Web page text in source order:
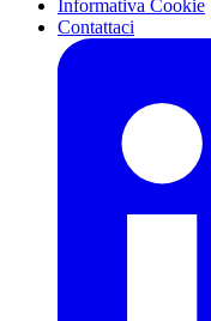
Informativa Cookie
Contattaci